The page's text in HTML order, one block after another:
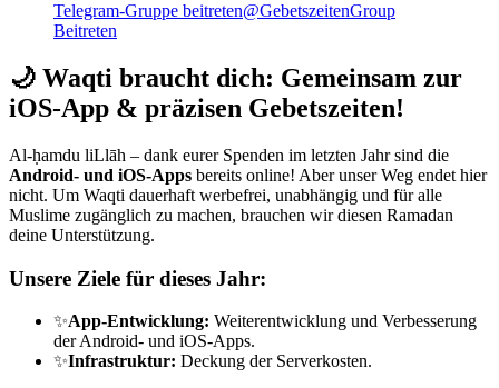
Telegram-Gruppe beitreten@GebetszeitenGroup
Beitreten
🌙 Waqti braucht dich: Gemeinsam zur
iOS-App & präzisen Gebetszeiten!
Al-ḥamdu liLlāh – dank eurer Spenden im letzten Jahr sind die
Android- und iOS-Apps bereits online! Aber unser Weg endet hier
nicht. Um Waqti dauerhaft werbefrei, unabhängig und für alle
Muslime zugänglich zu machen, brauchen wir diesen Ramadan
deine Unterstützung.
Unsere Ziele für dieses Jahr:
✨App-Entwicklung: Weiterentwicklung und Verbesserung
der Android- und iOS-Apps.
✨Infrastruktur: Deckung der Serverkosten.